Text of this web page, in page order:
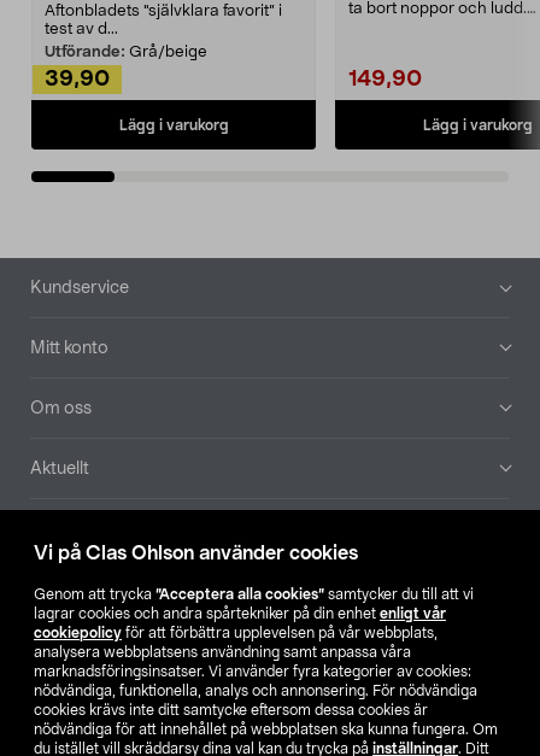
Vi på Clas Ohlson använder cookies
Genom att trycka ”Acceptera alla cookies” samtycker du till att vi
lagrar cookies och andra spårtekniker på din enhet enligt vår
cookiepolicy för att förbättra upplevelsen på vår webbplats,
analysera webbplatsens användning samt anpassa våra
marknadsföringsinsatser. Vi använder fyra kategorier av cookies:
nödvändiga, funktionella, analys och annonsering. För nödvändiga
cookies krävs inte ditt samtycke eftersom dessa cookies är
nödvändiga för att innehållet på webbplatsen ska kunna fungera. Om
du istället vill skräddarsy dina val kan du trycka på inställningar. Ditt
Aftonbladets "självklara favorit” i
test av d...
Utförande: Grå/beige
39,90
Lägg i varukorg
ta bort noppor och ludd.
149,90
Lägg i varukorg
Sidfot
Kundservice
Mitt konto
Om oss
Aktuellt
Hitta butik
SE NO FI